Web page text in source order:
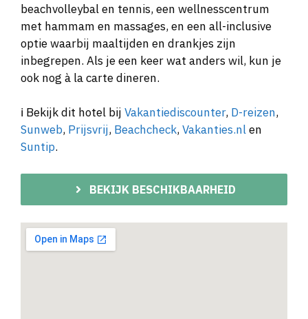
beachvolleybal en tennis, een wellnesscentrum
met hammam en massages, en een all-inclusive
optie waarbij maaltijden en drankjes zijn
inbegrepen. Als je een keer wat anders wil, kun je
ook nog à la carte dineren.
ℹ️ Bekijk dit hotel bij Vakantiediscounter, D-reizen,
Sunweb, Prijsvrij, Beachcheck,Vakanties.nlen
Suntip.
BEKIJK BESCHIKBAARHEID